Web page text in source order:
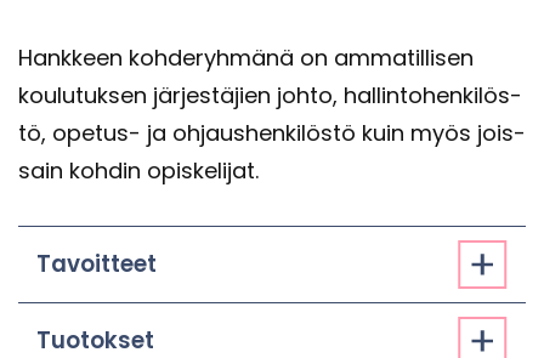
Hank­keen koh­de­ryh­mä­nä on am­ma­til­li­sen
kou­lu­tuk­sen jär­jes­tä­jien johto, hal­lin­to­hen­ki­lös­
tö, opetus-​ ja oh­jaus­hen­ki­lös­tö kuin myös jois­
sain koh­din opis­ke­li­jat.
Ta­voit­teet
Tuo­tok­set